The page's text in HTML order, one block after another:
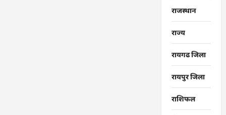
राजस्थान
राज्‍य
रायगढ जिला
रायपुर जिला
राशिफल